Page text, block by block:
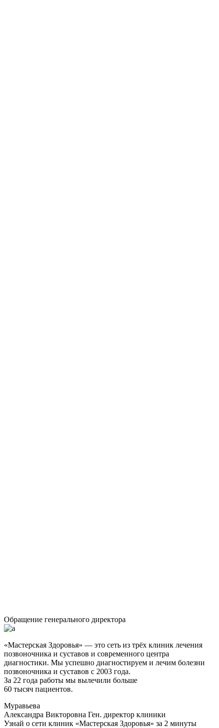
Обращение генерального директора
«Мастерская Здоровья» — это сеть из трёх клиник лечения
позвоночника и суставов и современного центра
диагностики. Мы успешно диагностируем и лечим болезни
позвоночника и суставов с 2003 года.
За 22 года работы мы вылечили больше
60 тысяч пациентов.
Муравьева
Александра Викторовна Ген. директор клиники
Узнай о сети клиник «Мастерская Здоровья» за 2 минуты